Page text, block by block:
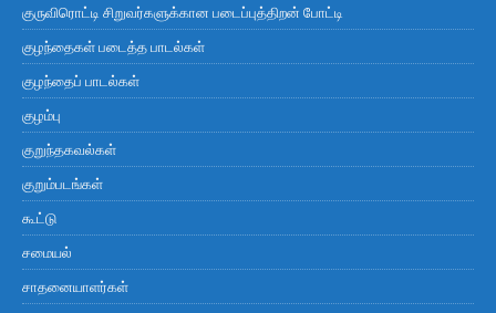
குருவிரொட்டி சிறுவர்களுக்கான படைப்புத்திறன் போட்டி
குழந்தைகள் படைத்த பாடல்கள்
குழந்தைப் பாடல்கள்
குழம்பு
குறுந்தகவல்கள்
குறும்படங்கள்
கூட்டு
சமையல்
சாதனையாளர்கள்